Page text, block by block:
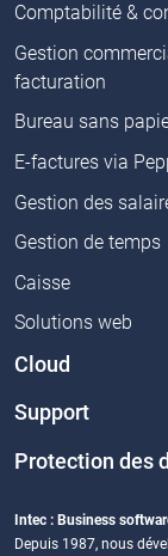
Comptabilité &
Gestion
facturation
Bureau sans
E-factures via
Gestion des
Gestion de temps
Caisse
Solutions web
Cloud
Support
Protection des
Intec : Business
Depuis 1987, nous